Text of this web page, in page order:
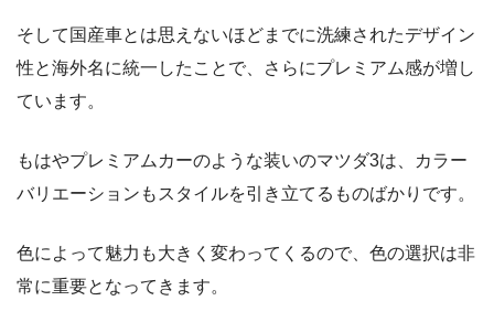
そして国産車とは思えないほどまでに洗練されたデザイン
性と海外名に統一したことで、さらにプレミアム感が増し
ています。
もはやプレミアムカーのような装いのマツダ3は、カラー
バリエーションもスタイルを引き立てるものばかりです。
色によって魅力も大きく変わってくるので、色の選択は非
常に重要となってきます。